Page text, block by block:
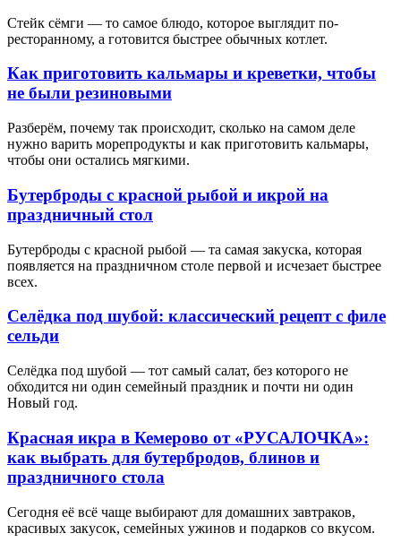
Стейк сёмги — то самое блюдо, которое выглядит по-
ресторанному, а готовится быстрее обычных котлет.
Как приготовить кальмары и креветки, чтобы
не были резиновыми
Разберём, почему так происходит, сколько на самом деле
нужно варить морепродукты и как приготовить кальмары,
чтобы они остались мягкими.
Бутерброды с красной рыбой и икрой на
праздничный стол
Бутерброды с красной рыбой — та самая закуска, которая
появляется на праздничном столе первой и исчезает быстрее
всех.
Селёдка под шубой: классический рецепт с филе
сельди
Селёдка под шубой — тот самый салат, без которого не
обходится ни один семейный праздник и почти ни один
Новый год.
Красная икра в Кемерово от «РУСАЛОЧКА»:
как выбрать для бутербродов, блинов и
праздничного стола
Сегодня её всё чаще выбирают для домашних завтраков,
красивых закусок, семейных ужинов и подарков со вкусом.